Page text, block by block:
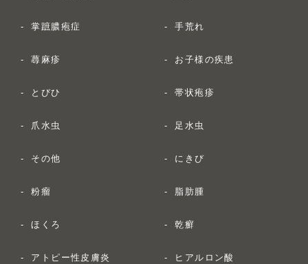
掌蹠膿疱症 手荒れ
蕁麻疹 お子様の疾患
とびひ 帯状疱疹
爪水虫 足水虫
その他 にきび
粉瘤 脂肪腫
ほくろ 乾癬
アトピー性皮膚炎 ヒアルロン酸